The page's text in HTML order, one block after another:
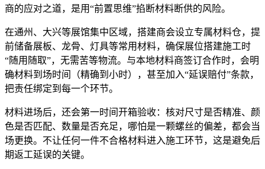
商的应对之道，是用“前置思维”掐断材料断供的风险。
在通州、大兴等展馆集中区域，搭建商会设立专属材料仓，提
前储备展板、龙骨、灯具等常用材料，确保展位搭建施工时
“随用随取”，无需苦等物流。与本地材料商签订合作时，会明
确材料到场时间（精确到小时），甚至加入“延误赔付”条款，
把责任绑定到每一个环节。
材料进场后，还会第一时间开箱验收：核对尺寸是否精准、颜
色是否匹配、数量是否充足，哪怕是一颗螺丝的偏差，都会当
场更换。不让任何一件不合格材料进入施工环节，这是避免后
期返工延误的关键。